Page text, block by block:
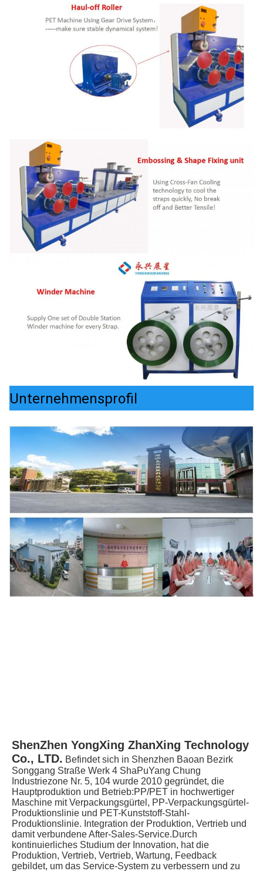
Unternehmensprofil
ShenZhen YongXing ZhanXing Technology
Co., LTD. Befindet sich in Shenzhen Baoan Bezirk
Songgang Straße Werk 4 ShaPuYang Chung
Industriezone Nr. 5, 104 wurde 2010 gegründet, die
Hauptproduktion und Betrieb:PP/PET in hochwertiger
Maschine mit Verpackungsgürtel, PP-Verpackungsgürtel-
Produktionslinie und PET-Kunststoff-Stahl-
Produktionslinie. Integration der Produktion, Vertrieb und
damit verbundene After-Sales-Service.Durch
kontinuierliches Studium der Innovation, hat die
Produktion, Vertrieb, Vertrieb, Wartung, Feedback
gebildet, um das Service-System zu verbessern und zu